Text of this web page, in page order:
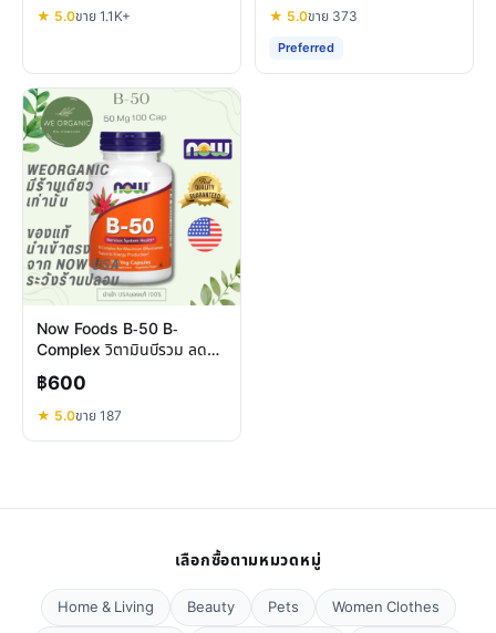
★ 5.0ขาย 1.1K+ ★ 5.0ขาย 373
Preferred
Now Foods B-50 B-
Complex วิตามินบีรวม ลด
เครียด เพิ่มพลังงาน
฿600
★ 5.0ขาย 187
เลือกซื้อตามหมวดหมู่
Home & Living Beauty Pets
Women Clothes